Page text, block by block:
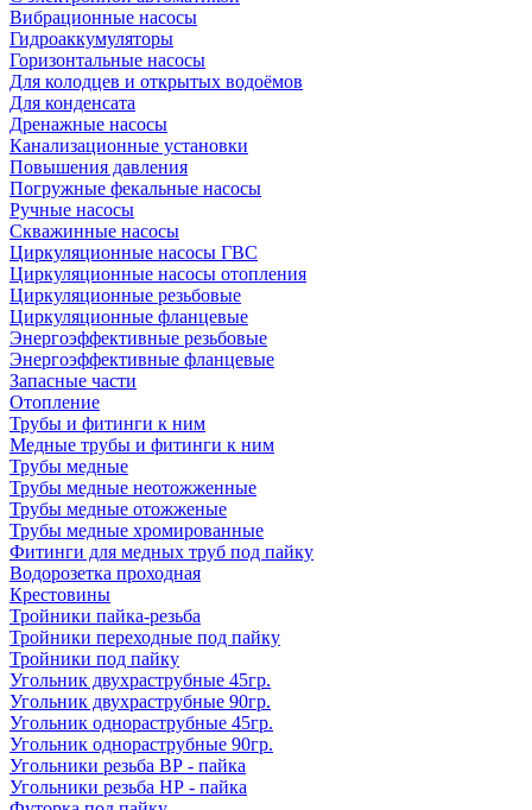
Вибрационные насосы
Гидроаккумуляторы
Горизонтальные насосы
Для колодцев и открытых водоёмов
Для конденсата
Дренажные насосы
Канализационные установки
Повышения давления
Погружные фекальные насосы
Ручные насосы
Скважинные насосы
Циркуляционные насосы ГВС
Циркуляционные насосы отопления
Циркуляционные резьбовые
Циркуляционные фланцевые
Энергоэффективные резьбовые
Энергоэффективные фланцевые
Запасные части
Отопление
Трубы и фитинги к ним
Медные трубы и фитинги к ним
Трубы медные
Трубы медные неотожженные
Трубы медные отожженые
Трубы медные хромированные
Фитинги для медных труб под пайку
Водорозетка проходная
Крестовины
Тройники пайка-резьба
Тройники переходные под пайку
Тройники под пайку
Угольник двухраструбные 45гр.
Угольник двухраструбные 90гр.
Угольник однораструбные 45гр.
Угольник однораструбные 90гр.
Угольники резьба ВР - пайка
Угольники резьба НР - пайка